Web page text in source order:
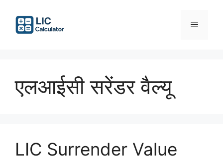
content
Menu
एलआईसी सरेंडर वैल्यू
LIC Surrender Value